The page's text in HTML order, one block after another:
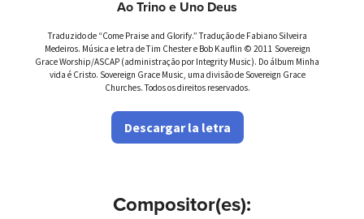
Ao Trino e Uno Deus
Traduzido de “Come Praise and Glorify.” Tradução de Fabiano Silveira
Medeiros. Música e letra de Tim Chester e Bob Kauflin © 2011 Sovereign
Grace Worship/ASCAP (administração por Integrity Music). Do álbum Minha
vida é Cristo. Sovereign Grace Music, uma divisão de Sovereign Grace
Churches. Todos os direitos reservados.
Descargar la letra
Compositor(es):